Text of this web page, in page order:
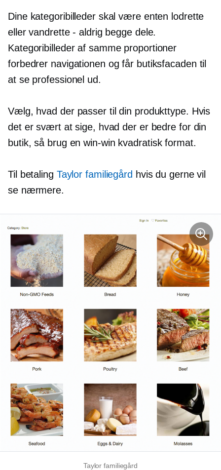
Dine kategoribilleder skal være enten lodrette
eller vandrette - aldrig begge dele.
Kategoribilleder af samme proportioner
forbedrer navigationen og får butiksfacaden til
at se professionel ud.
Vælg, hvad der passer til din produkttype. Hvis
det er svært at sige, hvad der er bedre for din
butik, så brug enwin-win kvadratisk format.
Til betaling Taylor familiegård hvis du gerne vil
se nærmere.
Taylor familiegård